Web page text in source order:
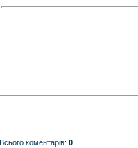
Всього коментарів: 0